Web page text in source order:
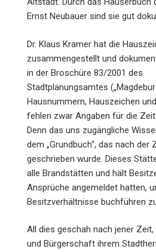
Ernst Neubauer sind sie gut
Dr. Klaus Kramer hat die
zusammengestellt und
in der Broschüre 83/2001 des
Stadtplanungsamtes
Hausnummern, Hauszeichen
fehlen zwar Angaben für die
Denn das uns zugängliche
dem „Grundbuch“, das nach der
geschrieben wurde. Dieses
alle Brandstätten und hält
Ansprüche angemeldet hatten,
Besitzverhältnisse buchführen
All dies geschah nach jener
und Bürgerschaft ihrem